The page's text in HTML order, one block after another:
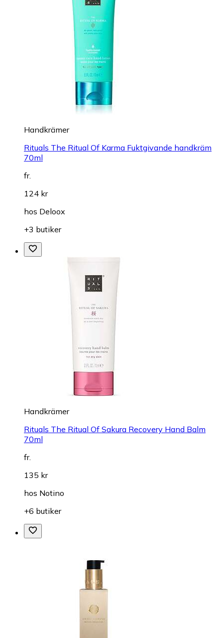
Handkrämer
Rituals The Ritual Of Karma Fuktgivande handkräm
70ml
fr.
124 kr
hos Deloox
+3 butiker
Handkrämer
Rituals The Ritual Of Sakura Recovery Hand Balm
70ml
fr.
135 kr
hos Notino
+6 butiker